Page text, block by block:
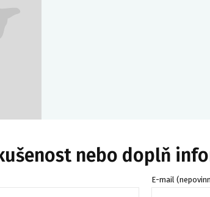
nebo doplň
E-mail